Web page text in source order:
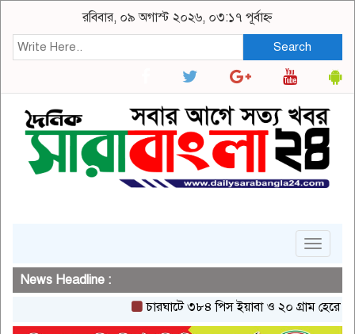
রবিবার, ০৯ অগাস্ট ২০২৬, ০৩:১৭ পূর্বাহ্ন
Search
Toggle
News Headline :
চারঘাটে ৩৮৪ পিস ইয়াবা ও ২০ গ্রাম হেরোইনসহ